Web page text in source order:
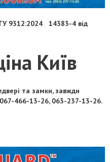
9312:2024 14383-4 від
Київ
та замки, завжди
466-13-26, 063-237-13-26.